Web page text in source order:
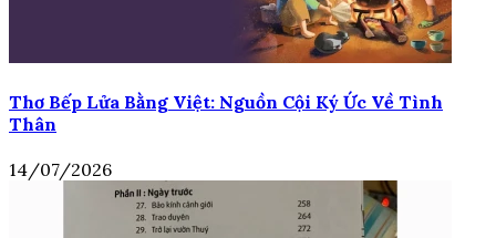
Thơ Bếp Lửa Bằng Việt: Nguồn Cội Ký Ức Về Tình
Thân
14/07/2026